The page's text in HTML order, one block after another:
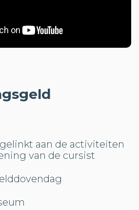
aan de activiteiten
van de cursist